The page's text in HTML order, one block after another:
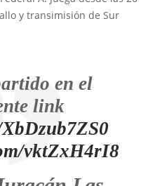
y transimisión de Sur
en el
link
vktZxH4rI8